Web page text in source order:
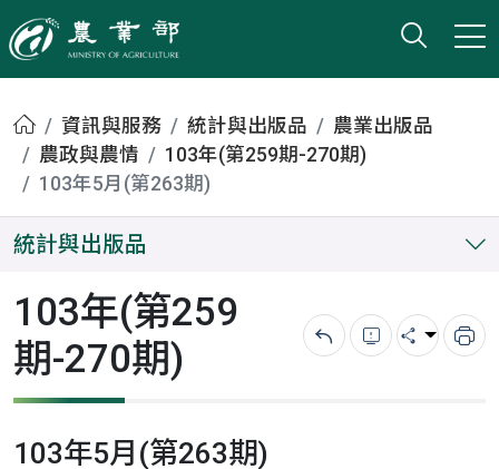
農業部
打開
小版
首頁資訊與服務 統計與出版品
農業出版品
農政與農情
103年(第259期-270期)
103年5月(第263期)
統計與出版品
103年(第259
期-270期)
回上一頁錯誤回報
分享 列
103年5月(第263期)